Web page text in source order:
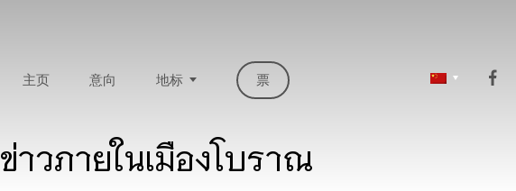
主页 意向 地标 票
ข่าวภายในเมืองโบราณ